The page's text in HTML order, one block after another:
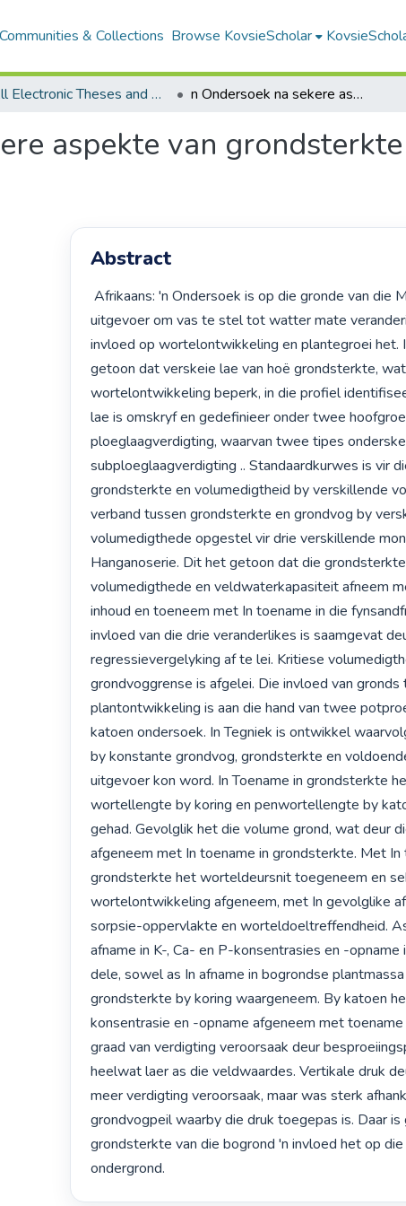
Communities & Collections Browse KovsieScholar
All Electronic Theses and Dissertations n Ondersoek na sekere aspekte van grondsterkte in gronde van die Manganoserie
aspekte van
Abstract
Afrikaans: 'n Ondersoek is op die gronde van die Manganoserie
uitgevoer om vas te stel tot watter mate
invloed op wortelontwikkeling en plantegroei het.
getoon dat verskeie lae van hoë grondsterkte,
wortelontwikkeling beperk, in die profiel
lae is omskryf en gedefinieer onder twee
ploeglaagverdigting, waarvan twee tipes
subploeglaagverdigting .. Standaardkurwes is vir
grondsterkte en volumedigtheid by verskillende
verband tussen grondsterkte en grondvog by
volumedigthede opgestel vir drie verskillende
Hanganoserie. Dit het getoon dat die
volumedigthede en veldwaterkapasiteit afneem
inhoud en toeneem met In toename in die
invloed van die drie veranderlikes is saamgevat
regressievergelyking af te lei. Kritiese
grondvoggrense is afgelei. Die invloed van
plantontwikkeling is aan die hand van twee
katoen ondersoek. In Tegniek is ontwikkel
by konstante grondvog, grondsterkte en
uitgevoer kon word. In Toename in grondsterkte
wortellengte by koring en penwortellengte by
gehad. Gevolglik het die volume grond, wat deur
afgeneem met In toename in grondsterkte. Met In
grondsterkte het worteldeursnit toegeneem en
wortelontwikkeling afgeneem, met In gevolglike
sorpsie-oppervlakte en worteldoeltreffendheid.
afname in K-, Ca- en P-konsentrasies en -opname
dele, sowel as In afname in bogrondse
grondsterkte by koring waargeneem. By katoen
konsentrasie en -opname afgeneem met
graad van verdigting veroorsaak deur
heelwat laer as die veldwaardes. Vertikale druk
meer verdigting veroorsaak, maar was sterk
grondvogpeil waarby die druk toegepas is. Daar is
grondsterkte van die bogrond 'n invloed het op
ondergrond.